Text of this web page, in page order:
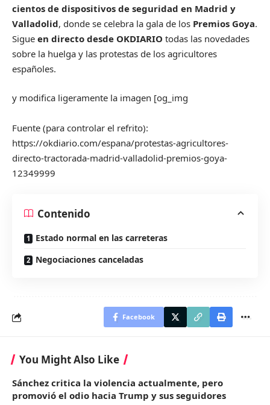
cientos de dispositivos de seguridad en Madrid y
Valladolid, donde se celebra la gala de los Premios Goya.
Sigue en directo desde OKDIARIO todas las novedades
sobre la huelga y las protestas de los agricultores
españoles.
y modifica ligeramente la imagen [og_img
Fuente (para controlar el refrito):
https://okdiario.com/espana/protestas-agricultores-
directo-tractorada-madrid-valladolid-premios-goya-
12349999
Contenido
Estado normal en las carreteras
Negociaciones canceladas
Facebook
You Might Also Like
Sánchez critica la violencia actualmente, pero
promovió el odio hacia Trump y sus seguidores